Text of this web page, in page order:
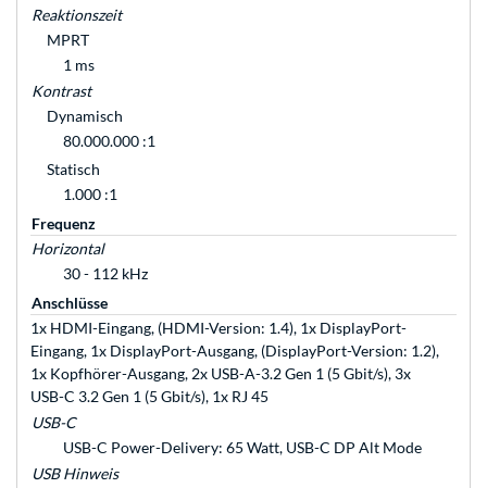
Reaktionszeit
MPRT
1 ms
Kontrast
Dynamisch
80.000.000 :1
Statisch
1.000 :1
Frequenz
Horizontal
30 - 112 kHz
Anschlüsse
1x HDMI-Eingang, (HDMI-Version: 1.4), 1x DisplayPort-
Eingang, 1x DisplayPort-Ausgang, (DisplayPort-Version: 1.2),
1x Kopfhörer-Ausgang, 2x USB-A-3.2 Gen 1 (5 Gbit/s), 3x
USB-C 3.2 Gen 1 (5 Gbit/s), 1x RJ 45
USB-C
USB-C Power-Delivery: 65 Watt, USB-C DP Alt Mode
USB Hinweis